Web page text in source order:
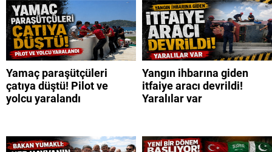
Yamaç paraşütçüleri
çatıya düştü! Pilot ve
yolcu yaralandı
Yangın ihbarına giden
itfaiye aracı devrildi!
Yaralılar var